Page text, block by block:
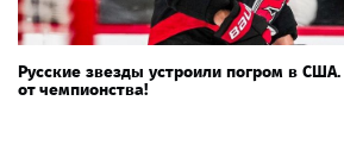
Русские звезды устроили погром в
от чемпионства!